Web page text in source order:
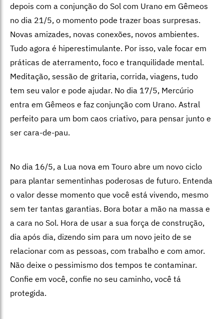
depois com a conjunção do Sol com Urano em Gêmeos
no dia 21/5, o momento pode trazer boas surpresas.
Novas amizades, novas conexões, novos ambientes.
Tudo agora é hiperestimulante. Por isso, vale focar em
práticas de aterramento, foco e tranquilidade mental.
Meditação, sessão de gritaria, corrida, viagens, tudo
tem seu valor e pode ajudar. No dia 17/5, Mercúrio
entra em Gêmeos e faz conjunção com Urano. Astral
perfeito para um bom caos criativo, para pensar junto e
ser cara-de-pau.
No dia 16/5, a Lua nova em Touro abre um novo ciclo
para plantar sementinhas poderosas de futuro. Entenda
o valor desse momento que você está vivendo, mesmo
sem ter tantas garantias. Bora botar a mão na massa e
a cara no Sol. Hora de usar a sua força de construção,
dia após dia, dizendo sim para um novo jeito de se
relacionar com as pessoas, com trabalho e com amor.
Não deixe o pessimismo dos tempos te contaminar.
Confie em você, confie no seu caminho, você tá
protegida.